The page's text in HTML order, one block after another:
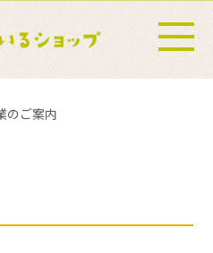
のご案内